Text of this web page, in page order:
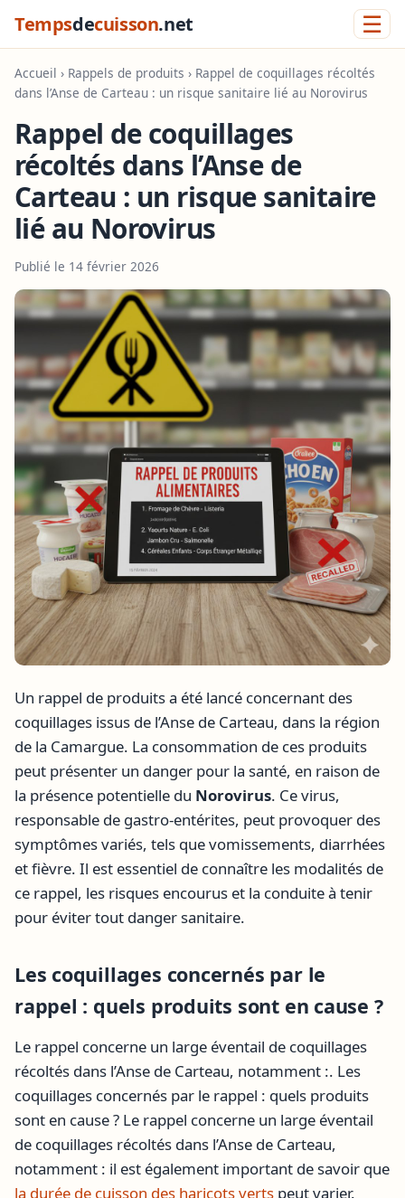
Tempsdecuisson.net ☰
Accueil › Rappels de produits › Rappel de coquillages récoltés
dans l’Anse de Carteau : un risque sanitaire lié au Norovirus
Rappel de coquillages
récoltés dans l’Anse de
Carteau : un risque sanitaire
lié au Norovirus
Publié le 14 février 2026
Un rappel de produits a été lancé concernant des
coquillages issus de l’Anse de Carteau, dans la région
de la Camargue. La consommation de ces produits
peut présenter un danger pour la santé, en raison de
la présence potentielle du Norovirus. Ce virus,
responsable de gastro-entérites, peut provoquer des
symptômes variés, tels que vomissements, diarrhées
et fièvre. Il est essentiel de connaître les modalités de
ce rappel, les risques encourus et la conduite à tenir
pour éviter tout danger sanitaire.
Les coquillages concernés par le
rappel : quels produits sont en cause ?
Le rappel concerne un large éventail de coquillages
récoltés dans l’Anse de Carteau, notamment :. Les
coquillages concernés par le rappel : quels produits
sont en cause ? Le rappel concerne un large éventail
de coquillages récoltés dans l’Anse de Carteau,
notamment : il est également important de savoir que
la durée de cuisson des haricots verts peut varier.